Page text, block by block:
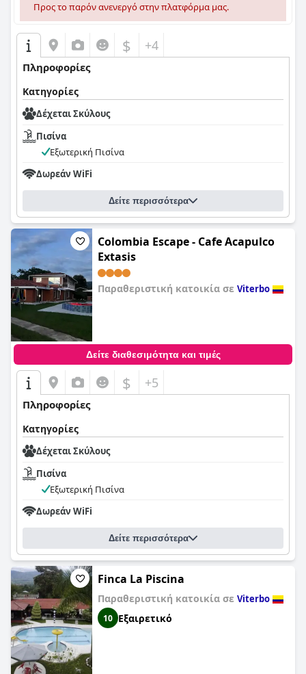
Προς το παρόν ανενεργό στην πλατφόρμα μας.
$ +4
Πληροφορίες
Κατηγορίες
Δέχεται Σκύλους
Πισίνα
Εξωτερική Πισίνα
Δωρεάν WiFi
Δείτε περισσότερα
Colombia Escape - Cafe Acapulco
Extasis
Παραθεριστική κατοικία σε Viterbo
Δείτε διαθεσιμότητα και τιμές
$ +5
Πληροφορίες
Κατηγορίες
Δέχεται Σκύλους
Πισίνα
Εξωτερική Πισίνα
Δωρεάν WiFi
Δείτε περισσότερα
Finca La Piscina
Παραθεριστική κατοικία σε Viterbo
10 Εξαιρετικό